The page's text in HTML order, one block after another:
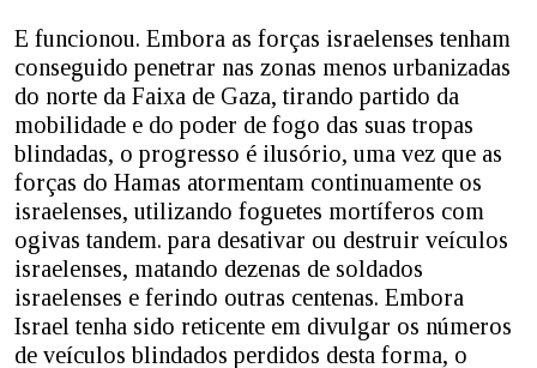
E funcionou. Embora as forças israelenses tenham
conseguido penetrar nas zonas menos urbanizadas
do norte da Faixa de Gaza, tirando partido da
mobilidade e do poder de fogo das suas tropas
blindadas, o progresso é ilusório, uma vez que as
forças do Hamas atormentam continuamente os
israelenses, utilizando foguetes mortíferos com
ogivas tandem. para desativar ou destruir veículos
israelenses, matando dezenas de soldados
israelenses e ferindo outras centenas. Embora
Israel tenha sido reticente em divulgar os números
de veículos blindados perdidos desta forma, o